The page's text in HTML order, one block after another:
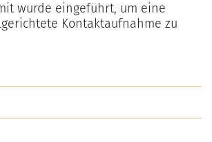
wurde eingeführt, um eine
Kontaktaufnahme zu